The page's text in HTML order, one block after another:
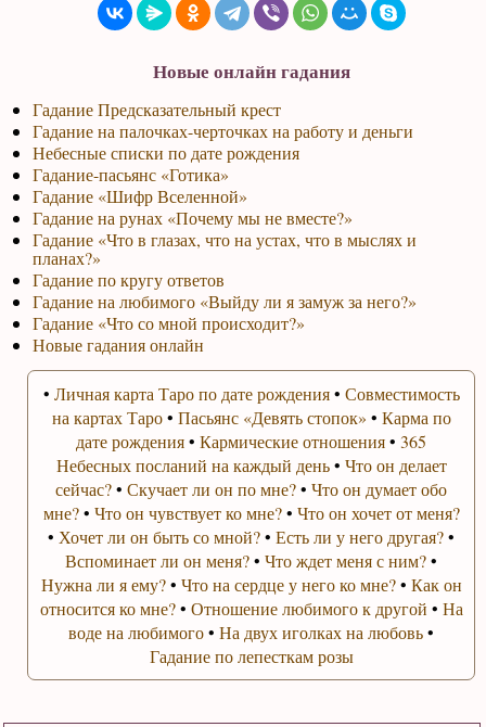
Новые онлайн гадания
Гадание Предсказательный крест
Гадание на палочках-черточках на работу и деньги
Небесные списки по дате рождения
Гадание-пасьянс «Готика»
Гадание «Шифр Вселенной»
Гадание на рунах «Почему мы не вместе?»
Гадание «Что в глазах, что на устах, что в мыслях и
планах?»
Гадание по кругу ответов
Гадание на любимого «Выйду ли я замуж за него?»
Гадание «Что со мной происходит?»
Новые гадания онлайн
• Личная карта Таро по дате рождения• Совместимость
на картах Таро• Пасьянс «Девять стопок» • Карма по
дате рождения•Кармические отношения•365
Небесных посланий на каждый день• Что он делает
сейчас?•Скучает ли он по мне?•Что он думает обо
мне?• Что он чувствует ко мне?• Что он хочет от меня?
• Хочет ли он быть со мной?•Есть ли у него другая?•
Вспоминает ли он меня?•Что ждет меня с ним?•
Нужна ли я ему?• Что на сердце у него ко мне?• Как он
относится ко мне?• Отношение любимого к другой • На
воде на любимого•На двух иголках на любовь•
Гадание по лепесткам розы